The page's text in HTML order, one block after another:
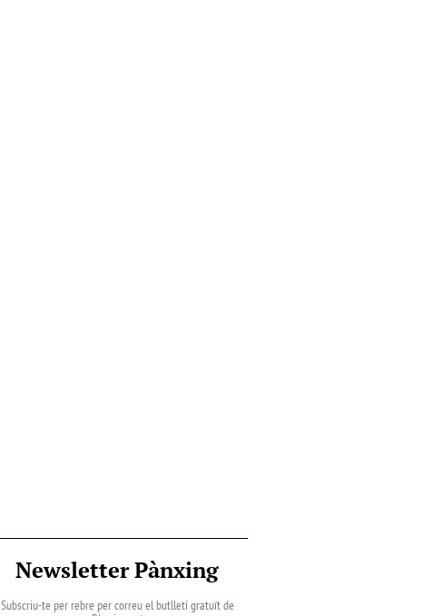
Newsletter Pànxing
Subscriu-te per rebre per correu el butlletí gratuït de